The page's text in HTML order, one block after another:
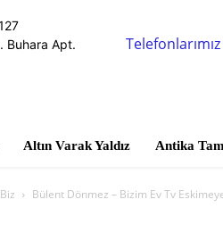
Buhara Apt.
Altın Varak Yaldız Antika
Bülent Dönmez – Bizim Ev Tv